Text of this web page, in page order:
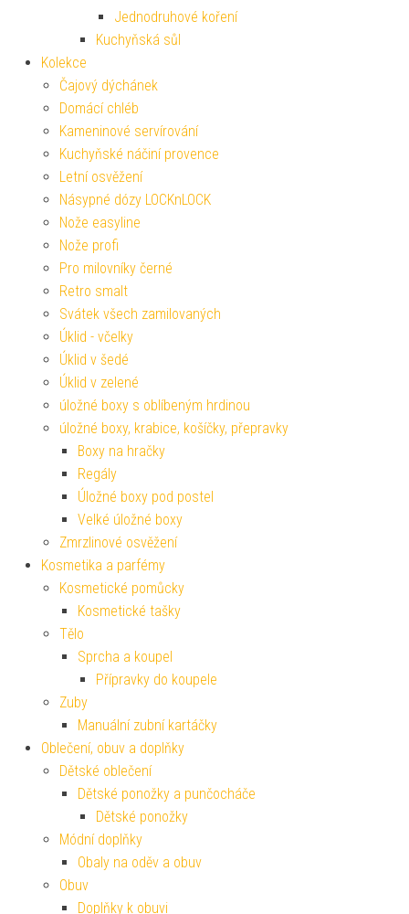
Jednodruhové koření
Kuchyňská sůl
Kolekce
Čajový dýchánek
Domácí chléb
Kameninové servírování
Kuchyňské náčiní provence
Letní osvěžení
Násypné dózy LOCKnLOCK
Nože easyline
Nože profi
Pro milovníky černé
Retro smalt
Svátek všech zamilovaných
Úklid - včelky
Úklid v šedé
Úklid v zelené
úložné boxy s oblíbeným hrdinou
úložné boxy, krabice, košíčky, přepravky
Boxy na hračky
Regály
Úložné boxy pod postel
Velké úložné boxy
Zmrzlinové osvěžení
Kosmetika a parfémy
Kosmetické pomůcky
Kosmetické tašky
Tělo
Sprcha a koupel
Přípravky do koupele
Zuby
Manuální zubní kartáčky
Oblečení, obuv a doplňky
Dětské oblečení
Dětské ponožky a punčocháče
Dětské ponožky
Módní doplňky
Obaly na oděv a obuv
Obuv
Doplňky k obuvi